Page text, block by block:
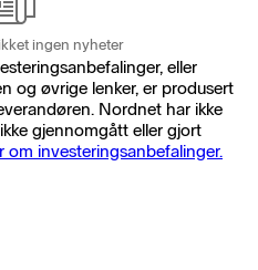
ingen nyheter
eller
og øvrige lenker, er produsert
Nordnet har ikke
gjennomgått eller gjort
om investeringsanbefalinger.